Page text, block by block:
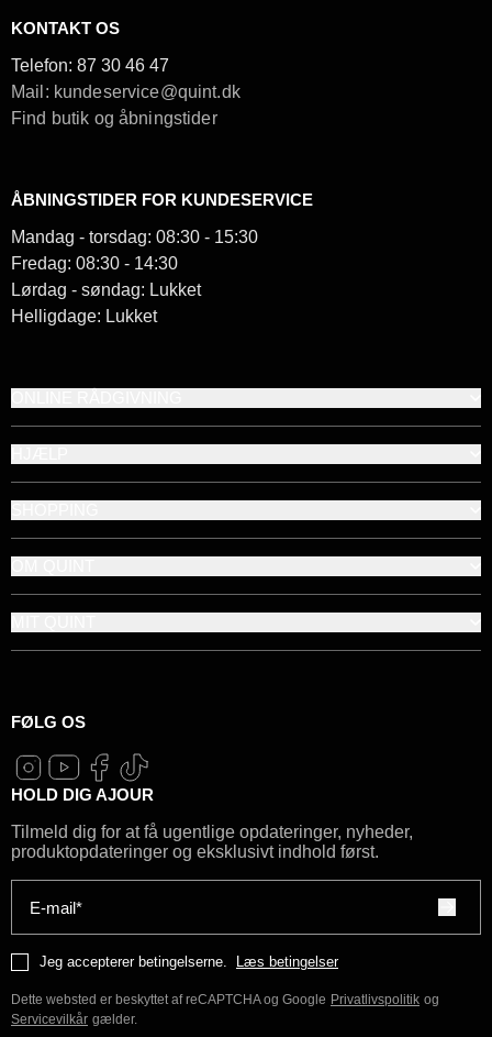
KONTAKT OS
Telefon: 87 30 46 47
Mail: kundeservice@quint.dk
Find butik og åbningstider
ÅBNINGSTIDER FOR KUNDESERVICE
Mandag - torsdag: 08:30 - 15:30
Fredag: 08:30 - 14:30
Lørdag - søndag: Lukket
Helligdage: Lukket
FØLG OS
HOLD DIG AJOUR
Tilmeld dig for at få ugentlige opdateringer, nyheder,
produktopdateringer og eksklusivt indhold først.
E-mail*
Jeg accepterer betingelserne. Læs betingelser
Dette websted er beskyttet af reCAPTCHA og Google Privatlivspolitik og
Servicevilkår gælder.